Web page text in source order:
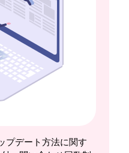
プデート方法に関す